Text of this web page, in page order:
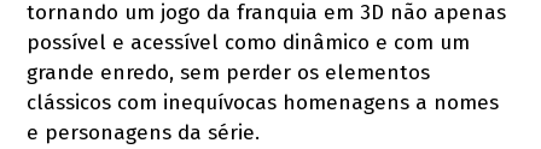
tornando um jogo da franquia em 3D não apenas
possível e acessível como dinâmico e com um
grande enredo, sem perder os elementos
clássicos com inequívocas homenagens a nomes
e personagens da série.